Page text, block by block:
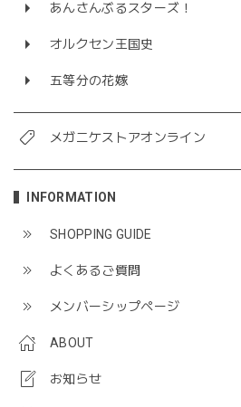
あんさんぶるスターズ！
オルクセン王国史
五等分の花嫁
メガニケストアオンライン
INFORMATION
SHOPPING GUIDE
よくあるご質問
メンバーシップページ
ABOUT
お知らせ